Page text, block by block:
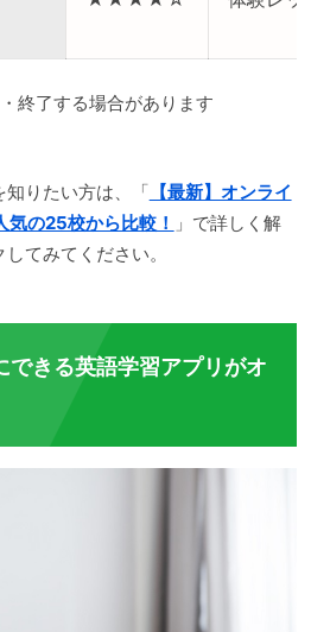
終了する場合があります
りたい方は、「 【最新】オンライ
気の25校から比較！ 」で詳しく解
てみてください。
できる英語学習アプリがオ